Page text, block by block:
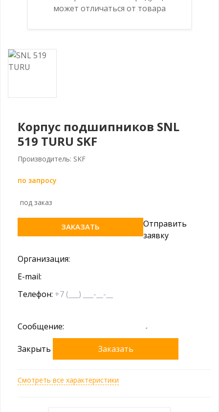
Корпус подшипников SNL
519 TURU SKF
Производитель: SKF
по запросу
под заказ
ЗАКАЗАТЬ
Отправить
заявку
Организация:
E-mail:
Телефон:
Сообщение:
Закрыть Заказать
Смотреть все характеристики